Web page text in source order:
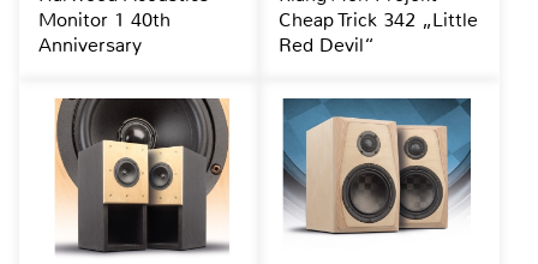
Monitor 1 40th
Anniversary
Cheap Trick 342 „Little
Red Devil“